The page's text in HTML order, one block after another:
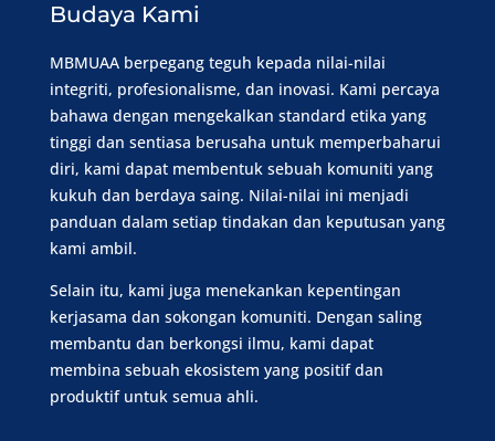
Budaya Kami
MBMUAA berpegang teguh kepada nilai-nilai
integriti, profesionalisme, dan inovasi. Kami percaya
bahawa dengan mengekalkan standard etika yang
tinggi dan sentiasa berusaha untuk memperbaharui
diri, kami dapat membentuk sebuah komuniti yang
kukuh dan berdaya saing. Nilai-nilai ini menjadi
panduan dalam setiap tindakan dan keputusan yang
kami ambil.
Selain itu, kami juga menekankan kepentingan
kerjasama dan sokongan komuniti. Dengan saling
membantu dan berkongsi ilmu, kami dapat
membina sebuah ekosistem yang positif dan
produktif untuk semua ahli.